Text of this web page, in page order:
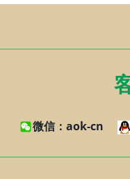
微信：aok-cn